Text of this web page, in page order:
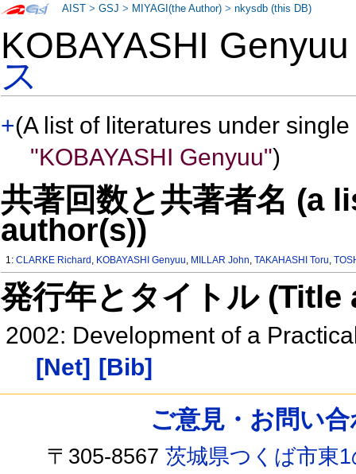
KOBAYASHI
ス
+(A list of literatures under
"KOBAYASHI Genyuu")
共著回数と共著者名 (a
author(s))
1:CLARKE Richard , KOBAYASHI Genyuu, MILLAR John,TAKAHASHI Toru,
発行年とタイトル
2002: Development of a
[Net] [Bib]
AIST >GSJ > MIYAGI(the Author) >nkysdb (this DB)
ご意見・お問い
〒305-8567茨城県つくば市東